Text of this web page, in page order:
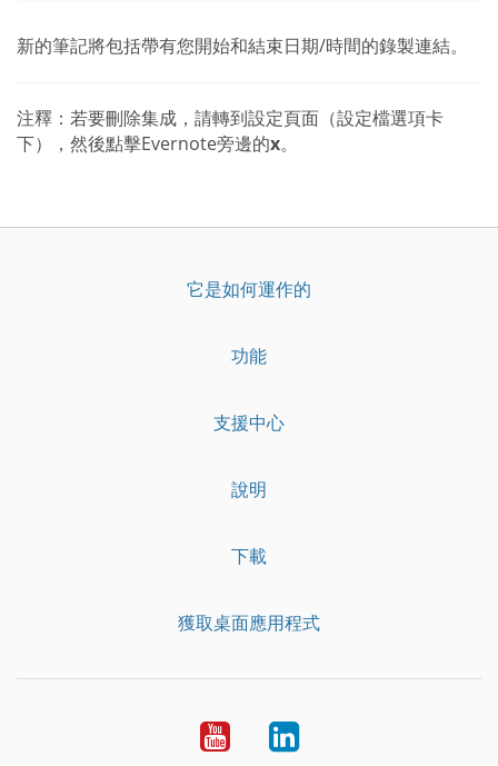
新的筆記將包括帶有您開始和結束日期/時間的錄製連結。
注釋：若要刪除集成，請轉到設定頁面（設定檔選項卡
下），然後點擊Evernote旁邊的x。
它是如何運作的
功能
支援中心
說明
下載
獲取桌面應用程式
YouTubeLinkedIn